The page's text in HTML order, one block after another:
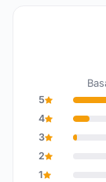
5
4
3
2
1